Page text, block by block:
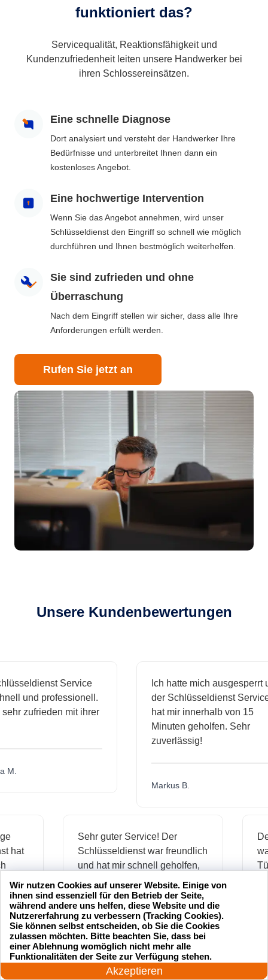
funktioniert das?
Servicequalität, Reaktionsfähigkeit und
Kundenzufriedenheit leiten unsere Handwerker bei
ihren Schlossereinsätzen.
Eine schnelle Diagnose
Dort analysiert und versteht der Handwerker Ihre
Bedürfnisse und unterbreitet Ihnen dann ein
kostenloses Angebot.
Eine hochwertige Intervention
Wenn Sie das Angebot annehmen, wird unser
Schlüsseldienst den Eingriff so schnell wie möglich
durchführen und Ihnen bestmöglich weiterhelfen.
Sie sind zufrieden und ohne
Überraschung
Nach dem Eingriff stellen wir sicher, dass alle Ihre
Anforderungen erfüllt werden.
Rufen Sie jetzt an
Unsere Kundenbewertungen
Service
und professionell.
zufrieden mit ihrer
Ich hatte mich ausgesperrt und
der Schlüsseldienst Service
hat mir innerhalb von 15
Minuten geholfen. Sehr
zuverlässig!
Markus B.
hat
Sehr guter Service! Der
Schlüsseldienst war freundlich
und hat mir schnell geholfen,
als ich meine Schlüssel
verloren hatte.
Jonas M.
24 Stunden am Tag
Akzeptieren
Wir nutzen Cookies auf unserer Website. Einige von
ihnen sind essenziell für den Betrieb der Seite,
während andere uns helfen, diese Website und die
Nutzererfahrung zu verbessern (Tracking Cookies).
Sie können selbst entscheiden, ob Sie die Cookies
zulassen möchten. Bitte beachten Sie, dass bei
einer Ablehnung womöglich nicht mehr alle
Funktionalitäten der Seite zur Verfügung stehen.